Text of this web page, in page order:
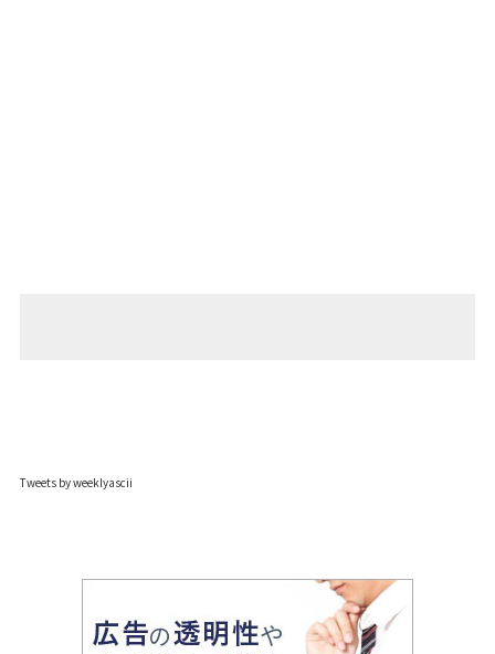
Tweets by weeklyascii